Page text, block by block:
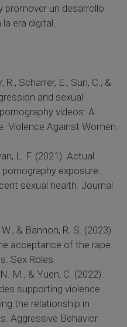
promover un desarrollo
era digital.
Scharrer, E., Sun, C., &
and sexual
videos: A
Violence Against Women.
L. F. (2021). Actual
exposure:
sexual health. Journal
& Bannon, R. S. (2023).
acceptance of the rape
Sex Roles.
M., & Yuen, C. (2022).
supporting violence
the relationship in
Aggressive Behavior.